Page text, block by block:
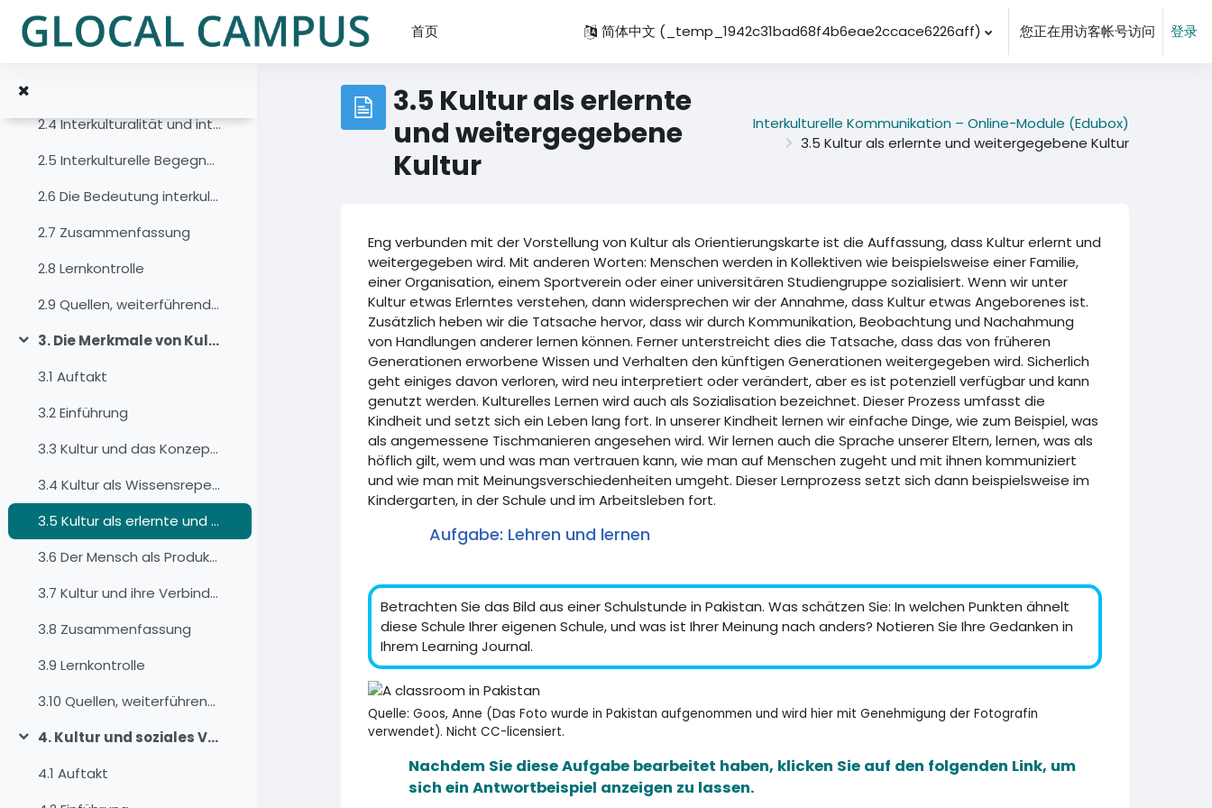
首页
简体中文 ‎(_temp_1942c31bad68f4b6eae2ccace6226aff)‎ 您正在用访客帐号访问 登录
2.1 Auftakt
2.2 Einführung
2.4 Interkulturalität und interkulturelle Interaktionen, der Versuch einer Definition
2.5 Interkulturelle Begegnungen in meinem sozialen und beruflichen Umfeld
2.6 Die Bedeutung interkultureller Interaktion
2.7 Zusammenfassung
2.8 Lernkontrolle
2.9 Quellen, weiterführende Literatur und Weblinks
折叠
3. Die Merkmale von Kultur, eine individuelle Perspektive
3.1 Auftakt
3.2 Einführung
3.3 Kultur und das Konzept der Multikollektivität
3.4 Kultur als Wissensrepertoire
3.5 Kultur als erlernte und weitergegebene Kultur
3.6 Der Mensch als Produkt und Produzent von Kultur
3.7 Kultur und ihre Verbindung zum Kontext
3.8 Zusammenfassung
3.9 Lernkontrolle
3.10 Quellen, weiterführende Literatur und Weblinks
折叠
4. Kultur und soziales Verhalten
4.1 Auftakt
3.5 Kultur als erlernte
und weitergegebene
Kultur
Interkulturelle Kommunikation – Online-Module (Edubox)
3.5 Kultur als erlernte und weitergegebene Kultur
Eng verbunden mit der Vorstellung von Kultur als Orientierungskarte ist die Auffassung, dass Kultur erlernt und
weitergegeben wird. Mit anderen Worten: Menschen werden in Kollektiven wie beispielsweise einer Familie,
einer Organisation, einem Sportverein oder einer universitären Studiengruppe sozialisiert. Wenn wir unter
Kultur etwas Erlerntes verstehen, dann widersprechen wir der Annahme, dass Kultur etwas Angeborenes ist.
Zusätzlich heben wir die Tatsache hervor, dass wir durch Kommunikation, Beobachtung und Nachahmung
von Handlungen anderer lernen können. Ferner unterstreicht dies die Tatsache, dass das von früheren
Generationen erworbene Wissen und Verhalten den künftigen Generationen weitergegeben wird. Sicherlich
geht einiges davon verloren, wird neu interpretiert oder verändert, aber es ist potenziell verfügbar und kann
genutzt werden. Kulturelles Lernen wird auch als Sozialisation bezeichnet. Dieser Prozess umfasst die
Kindheit und setzt sich ein Leben lang fort. In unserer Kindheit lernen wir einfache Dinge, wie zum Beispiel, was
als angemessene Tischmanieren angesehen wird. Wir lernen auch die Sprache unserer Eltern, lernen, was als
höflich gilt, wem und was man vertrauen kann, wie man auf Menschen zugeht und mit ihnen kommuniziert
und wie man mit Meinungsverschiedenheiten umgeht. Dieser Lernprozess setzt sich dann beispielsweise im
Kindergarten, in der Schule und im Arbeitsleben fort.
Aufgabe: Lehren und lernen
Betrachten Sie das Bild aus einer Schulstunde in Pakistan. Was schätzen Sie: In welchen Punkten ähnelt
diese Schule Ihrer eigenen Schule, und was ist Ihrer Meinung nach anders? Notieren Sie Ihre Gedanken in
Ihrem Learning Journal.
Quelle: Goos, Anne (Das Foto wurde in Pakistan aufgenommen und wird hier mit Genehmigung der Fotografin
verwendet). Nicht CC-licensiert.
Nachdem Sie diese Aufgabe bearbeitet haben, klicken Sie auf den folgenden Link, um
sich ein Antwortbeispiel anzeigen zu lassen.